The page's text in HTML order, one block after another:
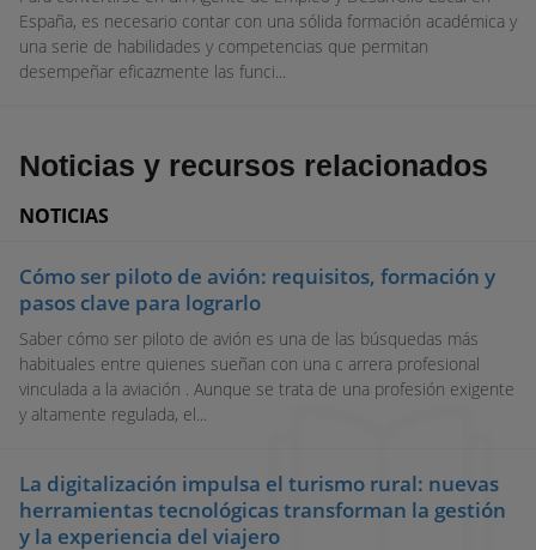
España, es necesario contar con una sólida formación académica y
una serie de habilidades y competencias que permitan
desempeñar eficazmente las funci...
Noticias y recursos relacionados
NOTICIAS
Cómo ser piloto de avión: requisitos, formación y
pasos clave para lograrlo
Saber cómo ser piloto de avión es una de las búsquedas más
habituales entre quienes sueñan con una c arrera profesional
vinculada a la aviación . Aunque se trata de una profesión exigente
y altamente regulada, el...
La digitalización impulsa el turismo rural: nuevas
herramientas tecnológicas transforman la gestión
y la experiencia del viajero